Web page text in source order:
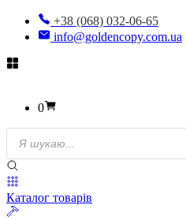
+38 (068) 032-06-65
info@goldencopy.com.ua
0
Пошук
товарів
Каталог товарів